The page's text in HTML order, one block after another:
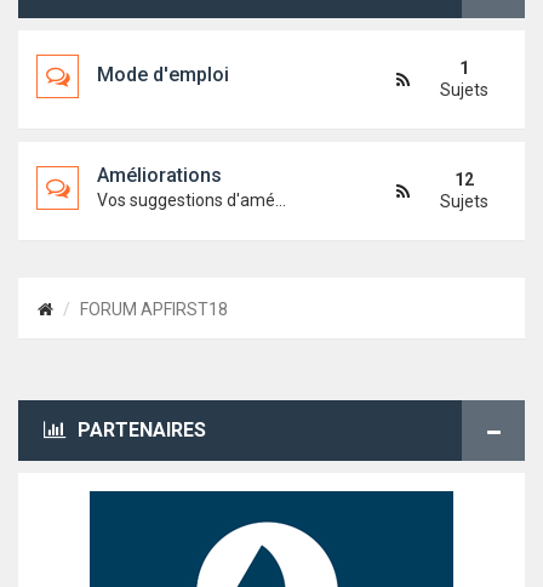
Mode d'emploi
1
Sujets
Améliorations
12
Sujets
FORUM APFIRST18
PARTENAIRES